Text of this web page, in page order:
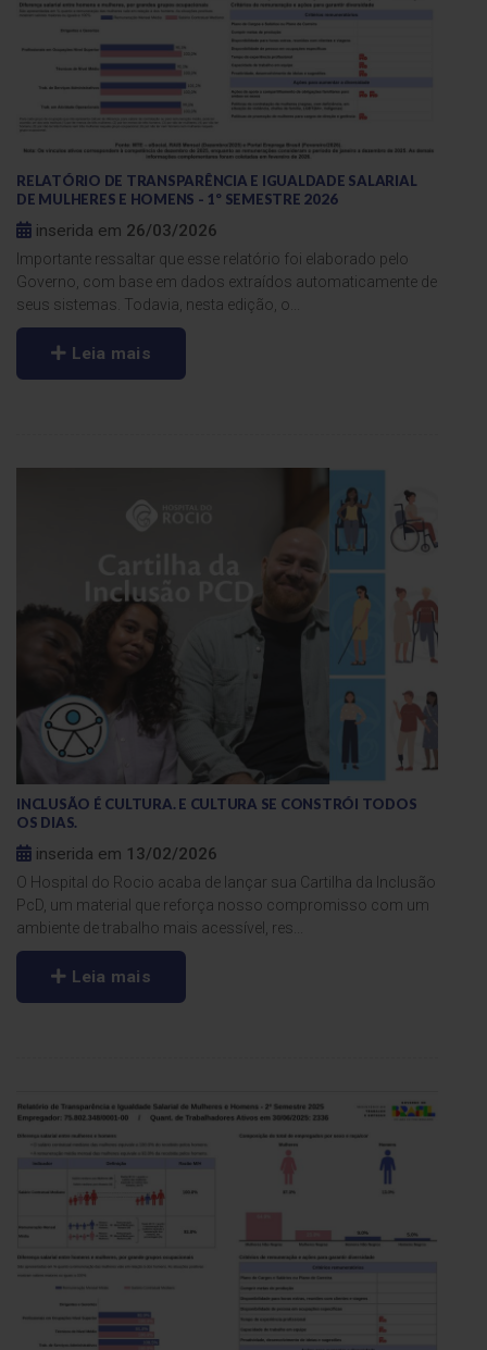
RELATÓRIO DE TRANSPARÊNCIA E IGUALDADE SALARIAL
DE MULHERES E HOMENS - 1º SEMESTRE 2026
inserida em 26/03/2026
Importante ressaltar que esse relatório foi elaborado pelo
Governo, com base em dados extraídos automaticamente de
seus sistemas. Todavia, nesta edição, o...
Leia mais
INCLUSÃO É CULTURA. E CULTURA SE CONSTRÓI TODOS
OS DIAS.
inserida em 13/02/2026
O Hospital do Rocio acaba de lançar sua Cartilha da Inclusão
PcD, um material que reforça nosso compromisso com um
ambiente de trabalho mais acessível, res...
Leia mais